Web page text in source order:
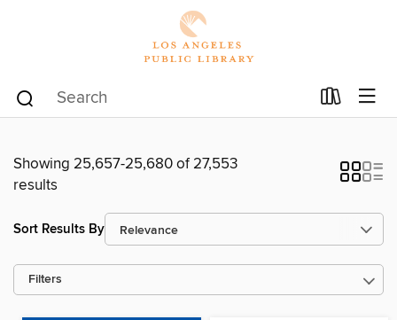
Showing 25,657-25,680 of 27,553
results
Sort Results By
Filters